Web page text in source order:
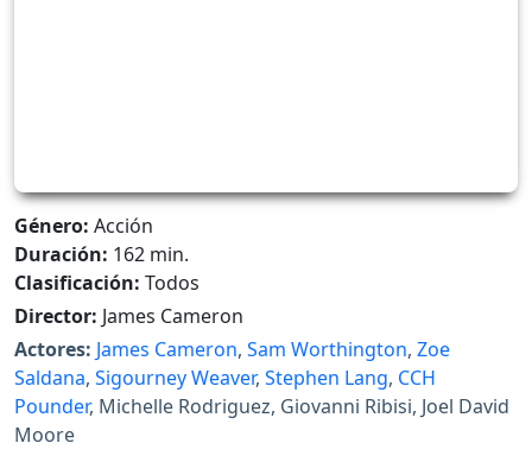
Género: Acción
Duración: 162 min.
Clasificación: Todos
Director: James Cameron
Actores: James Cameron, Sam Worthington, Zoe
Saldana, Sigourney Weaver, Stephen Lang, CCH
Pounder, Michelle Rodriguez, Giovanni Ribisi, Joel David
Moore